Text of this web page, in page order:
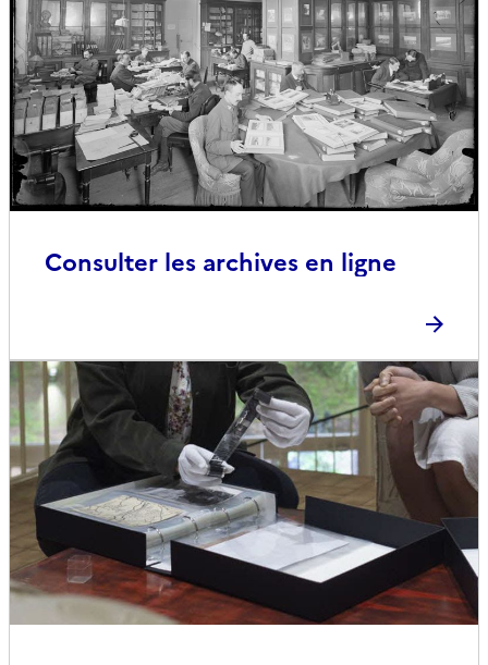
Consulter les archives en ligne